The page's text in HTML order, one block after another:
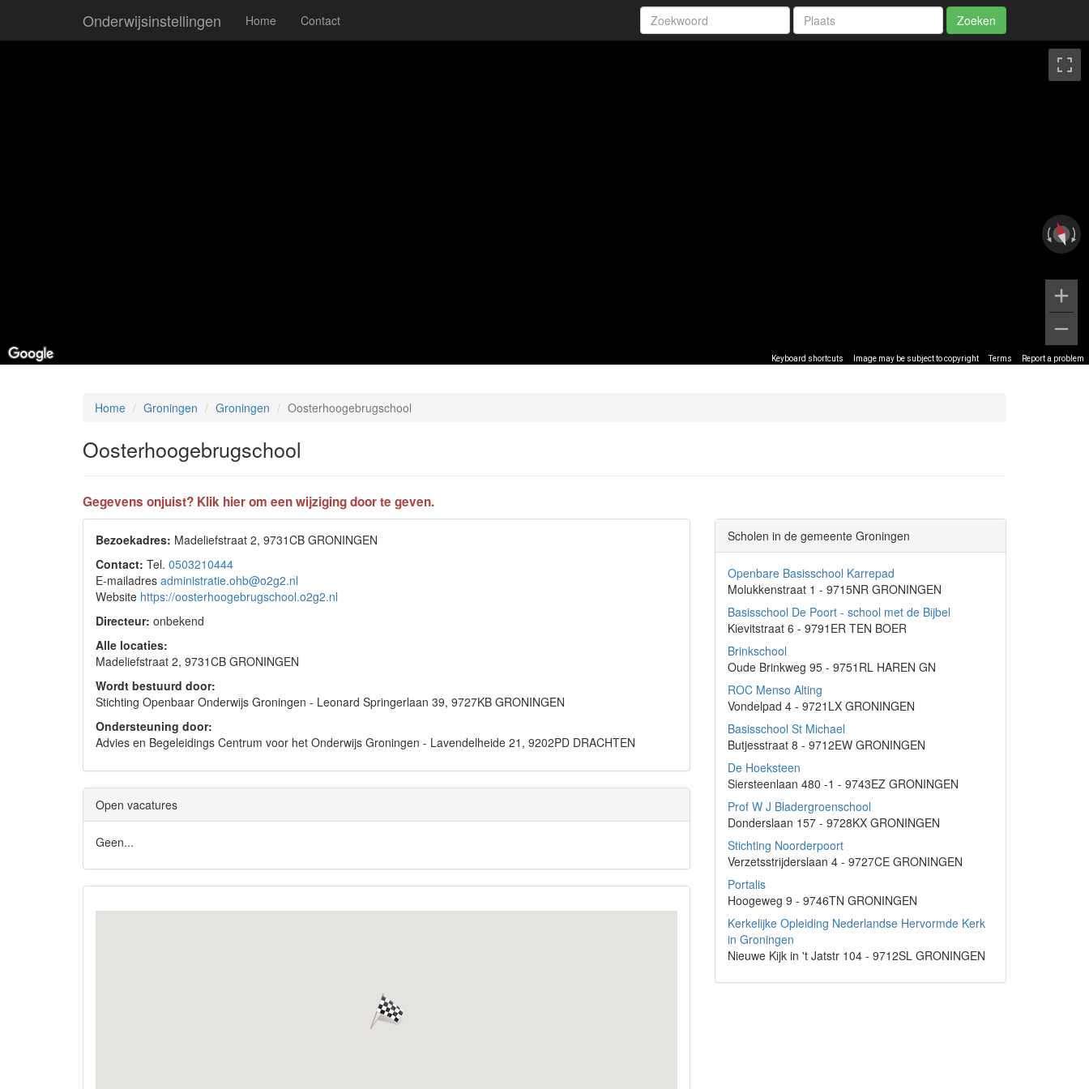
Onderwijsinstellingen Home Contact Zoeken
Keyboard shortcuts Image may be subject to copyright Terms Report a problem
Home Groningen Groningen Oosterhoogebrugschool
Oosterhoogebrugschool
Gegevens onjuist? Klik hier om een wijziging door te geven.
Bezoekadres: Madeliefstraat 2, 9731CB GRONINGEN
Contact: Tel. 0503210444
E-mailadres administratie.ohb@o2g2.nl
Website https://oosterhoogebrugschool.o2g2.nl
Directeur: onbekend
Alle locaties:
Madeliefstraat 2, 9731CB GRONINGEN
Wordt bestuurd door:
Stichting Openbaar Onderwijs Groningen - Leonard Springerlaan 39, 9727KB GRONINGEN
Ondersteuning door:
Advies en Begeleidings Centrum voor het Onderwijs Groningen - Lavendelheide 21, 9202PD DRACHTEN
Open vacatures
Geen...
Scholen in de gemeente Groningen
Openbare Basisschool Karrepad
Molukkenstraat 1 - 9715NR GRONINGEN
Basisschool De Poort - school met de Bijbel
Kievitstraat 6 - 9791ER TEN BOER
Brinkschool
Oude Brinkweg 95 - 9751RL HAREN GN
ROC Menso Alting
Vondelpad 4 - 9721LX GRONINGEN
Basisschool St Michael
Butjesstraat 8 - 9712EW GRONINGEN
De Hoeksteen
Siersteenlaan 480 -1 - 9743EZ GRONINGEN
Prof W J Bladergroenschool
Donderslaan 157 - 9728KX GRONINGEN
Stichting Noorderpoort
Verzetsstrijderslaan 4 - 9727CE GRONINGEN
Portalis
Hoogeweg 9 - 9746TN GRONINGEN
Kerkelijke Opleiding Nederlandse Hervormde Kerk
in Groningen
Nieuwe Kijk in 't Jatstr 104 - 9712SL GRONINGEN